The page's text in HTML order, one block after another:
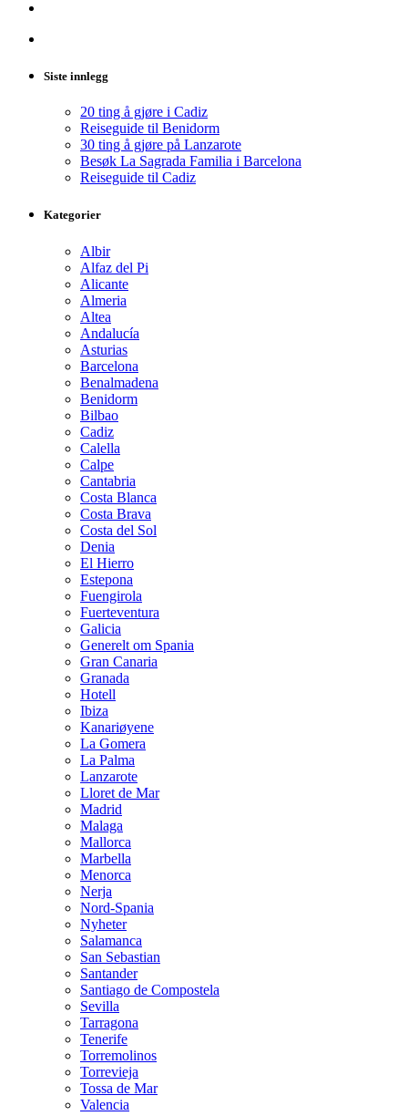
Siste innlegg
20 ting å gjøre i Cadiz
Reiseguide til Benidorm
30 ting å gjøre på Lanzarote
Besøk La Sagrada Familia i Barcelona
Reiseguide til Cadiz
Kategorier
Albir
Alfaz del Pi
Alicante
Almeria
Altea
Andalucía
Asturias
Barcelona
Benalmadena
Benidorm
Bilbao
Cadiz
Calella
Calpe
Cantabria
Costa Blanca
Costa Brava
Costa del Sol
Denia
El Hierro
Estepona
Fuengirola
Fuerteventura
Galicia
Generelt om Spania
Gran Canaria
Granada
Hotell
Ibiza
Kanariøyene
La Gomera
La Palma
Lanzarote
Lloret de Mar
Madrid
Malaga
Mallorca
Marbella
Menorca
Nerja
Nord-Spania
Nyheter
Salamanca
San Sebastian
Santander
Santiago de Compostela
Sevilla
Tarragona
Tenerife
Torremolinos
Torrevieja
Tossa de Mar
Valencia